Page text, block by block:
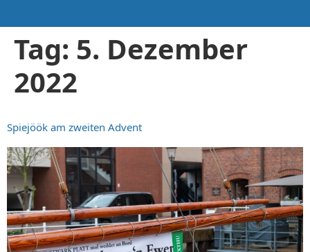
Tag: 5. Dezember
2022
Spiejöök am zweiten Advent